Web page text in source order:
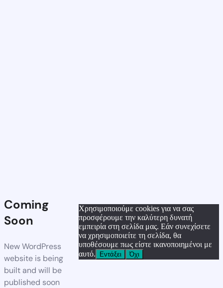
Coming
Soon
New WordPress
website is being
built and will be
published soon
Χρησιμοποιούμε cookies για να σας
προσφέρουμε την καλύτερη δυνατή
εμπειρία στη σελίδα μας. Εάν συνεχίσετε
να χρησιμοποιείτε τη σελίδα, θα
υποθέσουμε πως είστε ικανοποιημένοι με
αυτό.
Εντάξει Όχι